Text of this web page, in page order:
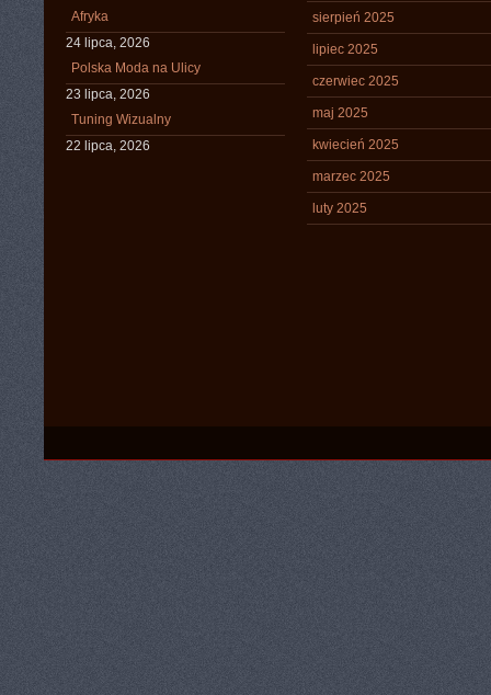
Afryka
24 lipca, 2026
Polska Moda na Ulicy
23 lipca, 2026
Tuning Wizualny
22 lipca, 2026
sierpień 2025
lipiec 2025
czerwiec 2025
maj 2025
kwiecień 2025
marzec 2025
luty 2025